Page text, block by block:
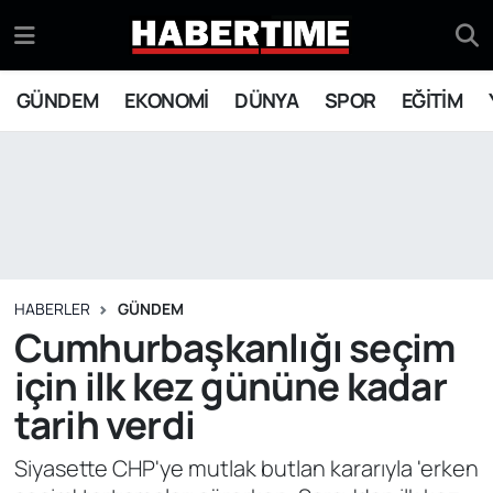
GÜNDEM EKONOMİ DÜNYA SPOR EĞİTİM
HABERLER GÜNDEM
Cumhurbaşkanlığı seçim
için ilk kez gününe kadar
tarih verdi
Siyasette CHP'ye mutlak butlan kararıyla 'erken
EKONOMİ
EĞİTİM
YAŞAM
SİYASET
ASAYİŞ
Eskişehir Nöbetçi Eczaneler
Eskişehir Hava Durumu
Süper Lig Puan Durumu ve Fikstür
Tüm Manşetler
Son Dakika Haberleri
Haber Arşivi